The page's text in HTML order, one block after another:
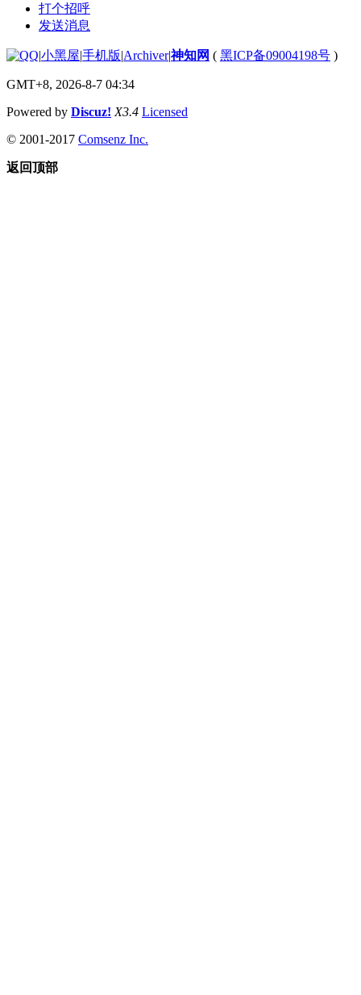
打个招呼
发送消息
|小黑屋|手机版|Archiver|神知网 ( 黑ICP备09004198号 )
GMT+8, 2026-8-7 04:34
Powered by Discuz! X3.4 Licensed
© 2001-2017 Comsenz Inc.
返回顶部